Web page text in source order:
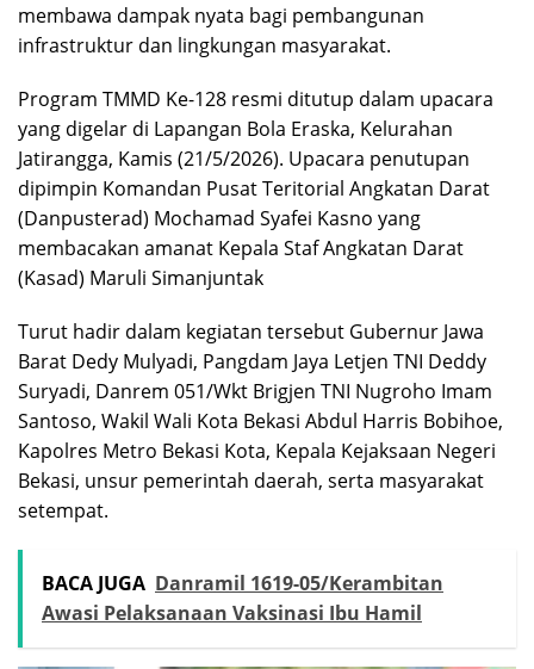
membawa dampak nyata bagi pembangunan
infrastruktur dan lingkungan masyarakat.
Program TMMD Ke-128 resmi ditutup dalam upacara
yang digelar di Lapangan Bola Eraska, Kelurahan
Jatirangga, Kamis (21/5/2026). Upacara penutupan
dipimpin Komandan Pusat Teritorial Angkatan Darat
(Danpusterad) Mochamad Syafei Kasno yang
membacakan amanat Kepala Staf Angkatan Darat
(Kasad) Maruli Simanjuntak
‎Turut hadir dalam kegiatan tersebut Gubernur Jawa
Barat Dedy Mulyadi, Pangdam Jaya Letjen TNI Deddy
Suryadi, Danrem 051/Wkt Brigjen TNI Nugroho Imam
Santoso, Wakil Wali Kota Bekasi Abdul Harris Bobihoe,
Kapolres Metro Bekasi Kota, Kepala Kejaksaan Negeri
Bekasi, unsur pemerintah daerah, serta masyarakat
setempat.
BACA JUGA Danramil 1619-05/Kerambitan
Awasi Pelaksanaan Vaksinasi Ibu Hamil